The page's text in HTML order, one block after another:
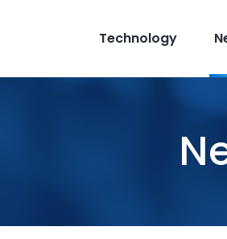
Technology